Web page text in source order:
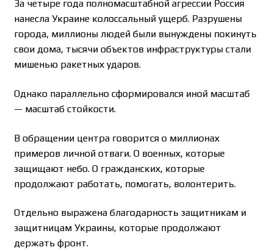
За четыре года полномасштабной агрессии Россия
нанесла Украине колоссальный ущерб. Разрушены
города, миллионы людей были вынуждены покинуть
свои дома, тысячи объектов инфраструктуры стали
мишенью ракетных ударов.
Однако параллельно сформировался иной масштаб
— масштаб стойкости.
В обращении центра говорится о миллионах
примеров личной отваги. О военных, которые
защищают небо. О гражданских, которые
продолжают работать, помогать, волонтерить.
Отдельно выражена благодарность защитникам и
защитницам Украины, которые продолжают
держать фронт.